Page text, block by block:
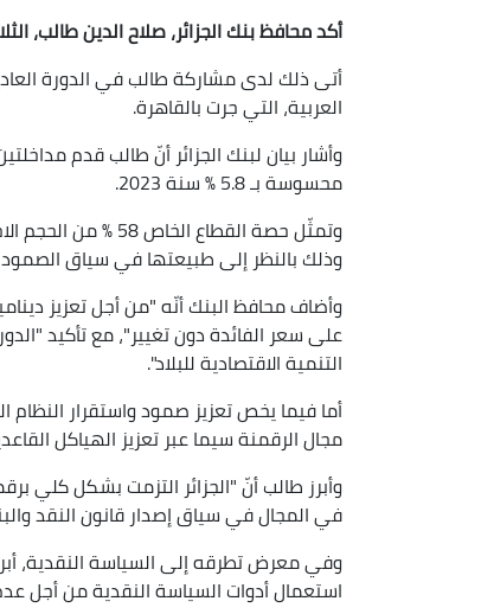
أكد محافظ بنك الجزائر، صلاح الدين طالب،
العربية، التي جرت بالقاهرة.
وأشار بيان لبنك الجزائر أنّ طالب قدم
محسوسة بـ 5.8 % سنة 2023.
وتمثّل حصة القطاع
وذلك بالنظر إلى طبيعتها في سياق الصمود
وأضاف محافظ البنك أنّه "من أجل تعزيز
على سعر الفائدة دون تغيير"، مع تأكيد
التنمية الاقتصادية للبلاد".
أما فيما يخص تعزيز صمود واستقرار
مجال الرقمنة سيما عبر تعزيز الهياكل
وأبرز طالب أنّ "الجزائر التزمت بشكل كلي
في المجال في سياق إصدار قانون النقد
وفي معرض تطرقه إلى السياسة النقدية، أبرز
استعمال أدوات السياسة النقدية من أجل